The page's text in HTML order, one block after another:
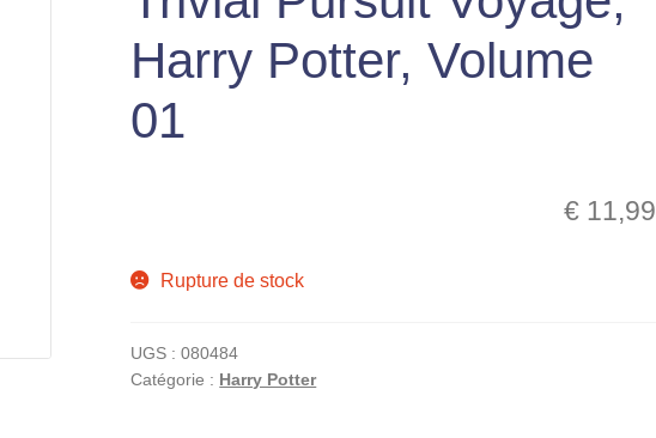
Harry Potter, Volume
01
€ 11,99
Rupture de stock
UGS :080484
Catégorie : Harry Potter